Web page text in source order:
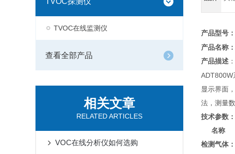
TVOC在线监测仪
查看全部产品
相关文章
RELATED ARTICLES
VOC在线分析仪如何选购
产品型号
产品名称：
产品描述 ：
ADT800W
显示界面
法，测量
技术参数：
名称
检测气体：